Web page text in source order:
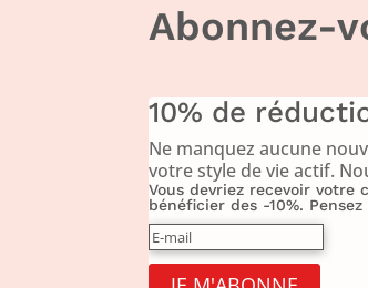
Abonnez-
10% de
Ne manquez aucune
votre style de vie actif.
Vous devriez recevoir votre
bénéficier des -10%.